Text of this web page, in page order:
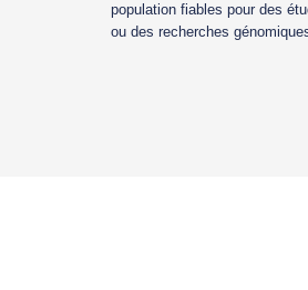
population fiables pour des
ou des recherches